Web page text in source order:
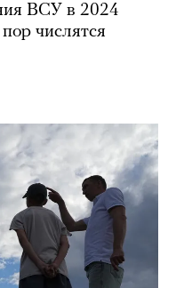
ВСУ в 2024
числятся